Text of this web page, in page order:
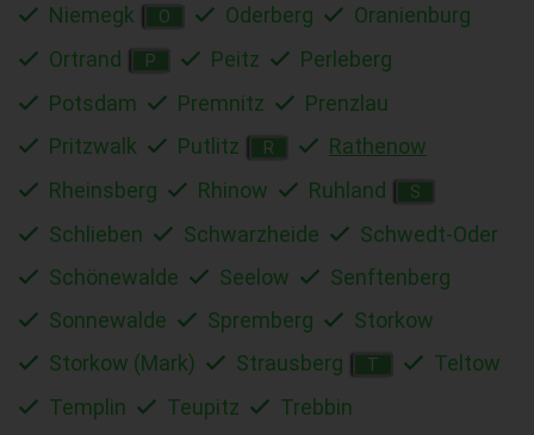
Niemegk
O Oderberg
Oranienburg
Ortrand
P Peitz
Perleberg
Potsdam
Premnitz
Prenzlau
Pritzwalk
Putlitz R
Rathenow
Rheinsberg
Rhinow Ruhland S
Schlieben Schwarzheide
Schwedt-Oder
Schönewalde
Seelow
Senftenberg
Sonnewalde
Spremberg
Storkow
Storkow (Mark)
Strausberg T
Teltow
Templin
Teupitz
Trebbin